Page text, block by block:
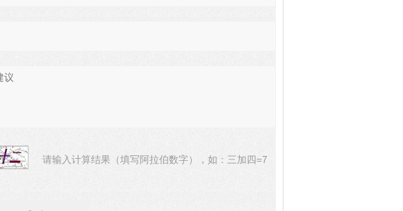
请输入计算结果（填写阿拉伯数字），如：三加四=7